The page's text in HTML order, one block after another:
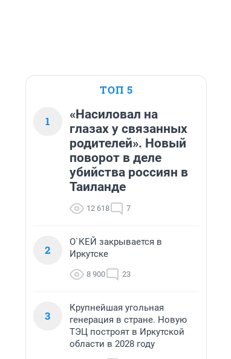
ТОП 5
1
«Насиловал на
глазах у связанных
родителей». Новый
поворот в деле
убийства россиян в
Таиланде
12 618 7
2
О`КЕЙ закрывается в
Иркутске
8 900 23
3
Крупнейшая угольная
генерация в стране. Новую
ТЭЦ построят в Иркутской
области в 2028 году